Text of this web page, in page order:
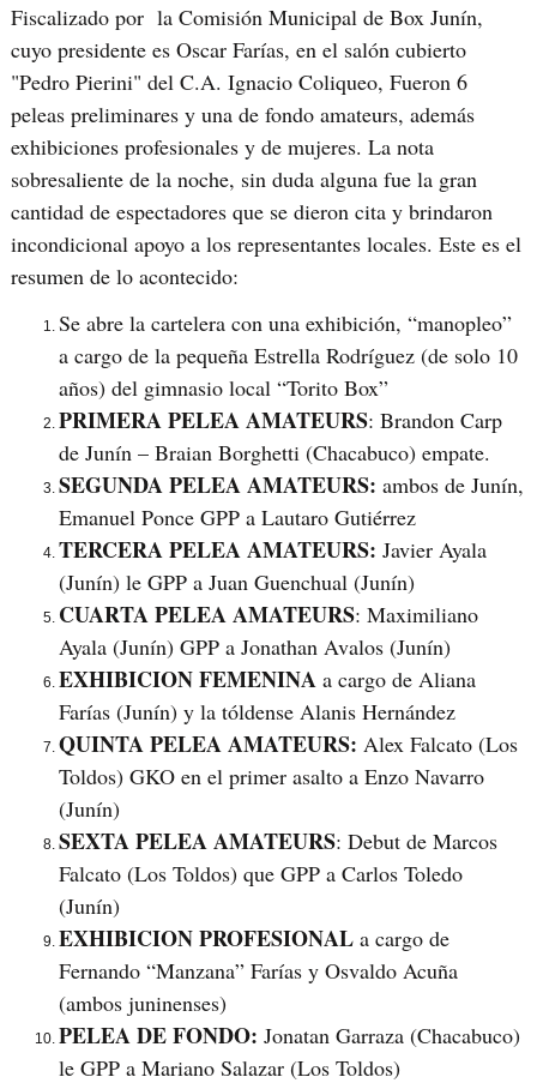
Fiscalizado por la Comisión Municipal de Box Junín,
cuyo presidente es Oscar Farías, en el salón cubierto
"Pedro Pierini" del C.A. Ignacio Coliqueo, Fueron 6
peleas preliminares y una de fondo amateurs, además
exhibiciones profesionales y de mujeres. La nota
sobresaliente de la noche, sin duda alguna fue la gran
cantidad de espectadores que se dieron cita y brindaron
incondicional apoyo a los representantes locales. Este es el
resumen de lo acontecido:
Se abre la cartelera con una exhibición, “manopleo”
a cargo de la pequeña Estrella Rodríguez (de solo 10
años) del gimnasio local “Torito Box”
PRIMERA PELEA AMATEURS: Brandon Carp
de Junín – Braian Borghetti (Chacabuco) empate.
SEGUNDA PELEA AMATEURS: ambos de Junín,
Emanuel Ponce GPP a Lautaro Gutiérrez
TERCERA PELEA AMATEURS: Javier Ayala
(Junín) le GPP a Juan Guenchual (Junín)
CUARTA PELEA AMATEURS: Maximiliano
Ayala (Junín) GPP a Jonathan Avalos (Junín)
EXHIBICION FEMENINA a cargo de Aliana
Farías (Junín) y la tóldense Alanis Hernández
QUINTA PELEA AMATEURS: Alex Falcato (Los
Toldos) GKO en el primer asalto a Enzo Navarro
(Junín)
SEXTA PELEA AMATEURS: Debut de Marcos
Falcato (Los Toldos) que GPP a Carlos Toledo
(Junín)
EXHIBICION PROFESIONAL a cargo de
Fernando “Manzana” Farías y Osvaldo Acuña
(ambos juninenses)
PELEA DE FONDO: Jonatan Garraza (Chacabuco)
le GPP a Mariano Salazar (Los Toldos)